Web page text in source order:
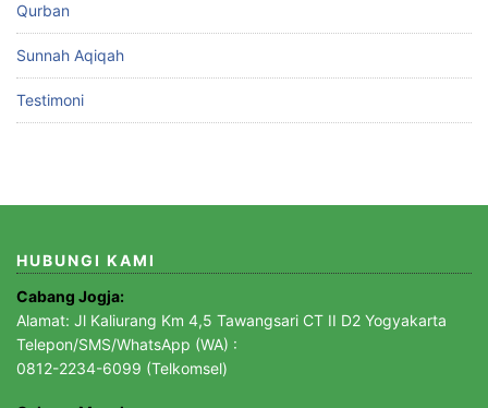
Qurban
Sunnah Aqiqah
Testimoni
HUBUNGI KAMI
Cabang Jogja:
Alamat: Jl Kaliurang Km 4,5 Tawangsari CT II D2 Yogyakarta
Telepon/SMS/WhatsApp (WA) :
0812-2234-6099 (Telkomsel)